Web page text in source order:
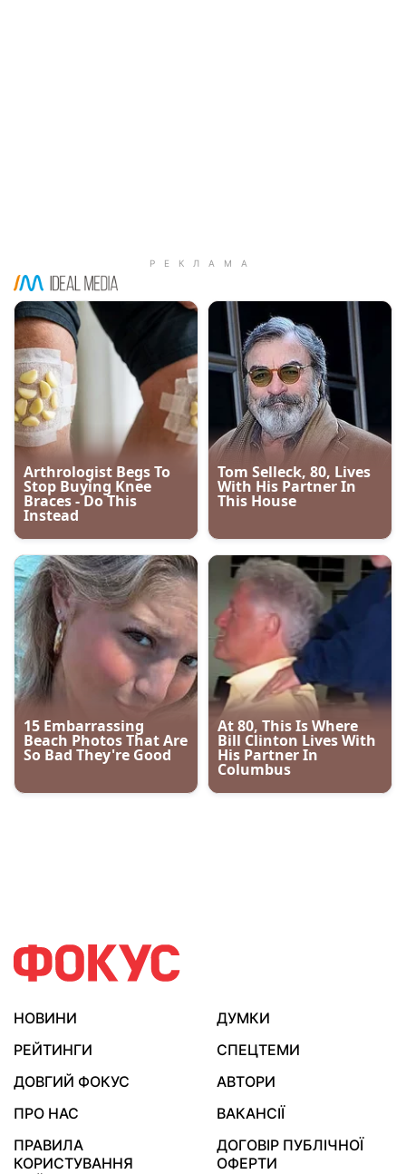
НОВИНИ
ДУМКИ
РЕЙТИНГИ
СПЕЦТЕМИ
ДОВГИЙ ФОКУС
АВТОРИ
ПРО НАС
ВАКАНСІЇ
ПРАВИЛА
КОРИСТУВАННЯ
ДОГОВІР ПУБЛІЧНОЇ
ОФЕРТИ